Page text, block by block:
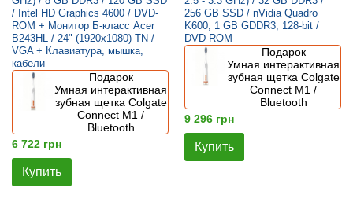
/ Intel HD Graphics 4600 / DVD-
ROM + Монитор Б-класс Acer
B243HL / 24" (1920x1080) TN /
VGA + Клавиатура, мышка,
кабели
Подарок
Умная интерактивная
зубная щетка Colgate
Connect M1 /
Bluetooth
6 722 грн
Купить
256 GB SSD / nVidia Quadro
K600, 1 GB GDDR3, 128-bit /
DVD-ROM
Подарок
Умная интерактивная
зубная щетка Colgate
Connect M1 /
Bluetooth
9 296 грн
Купить